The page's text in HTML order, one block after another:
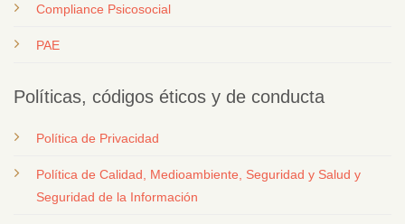
Compliance Psicosocial
PAE
Políticas, códigos éticos y de conducta
Política de Privacidad
Política de Calidad, Medioambiente, Seguridad y Salud y
Seguridad de la Información